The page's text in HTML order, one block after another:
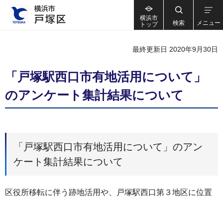
横浜市
トップ
検索 メニュー
最終更新日 2020年9月30日
「戸塚駅西口市有地活用について」
のアンケート集計結果について
「戸塚駅西口市有地活用について」のアン
ケート集計結果について
区役所移転に伴う跡地活用や、戸塚駅西口第３地区に位置